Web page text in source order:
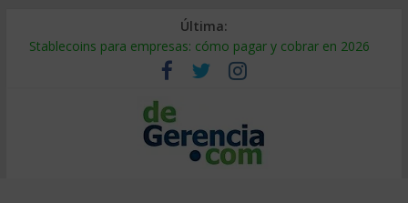
Última:
Stablecoins para empresas: cómo pagar y cobrar en 2026
Despido silencioso: qué es y por qué sale tan caro
IA en selección de personal: cómo auditarla a tiempo
Trabajo forzoso en la cadena de suministro: qué hacer
Mercado hispano de EE. UU.: cómo segmentarlo y venderle